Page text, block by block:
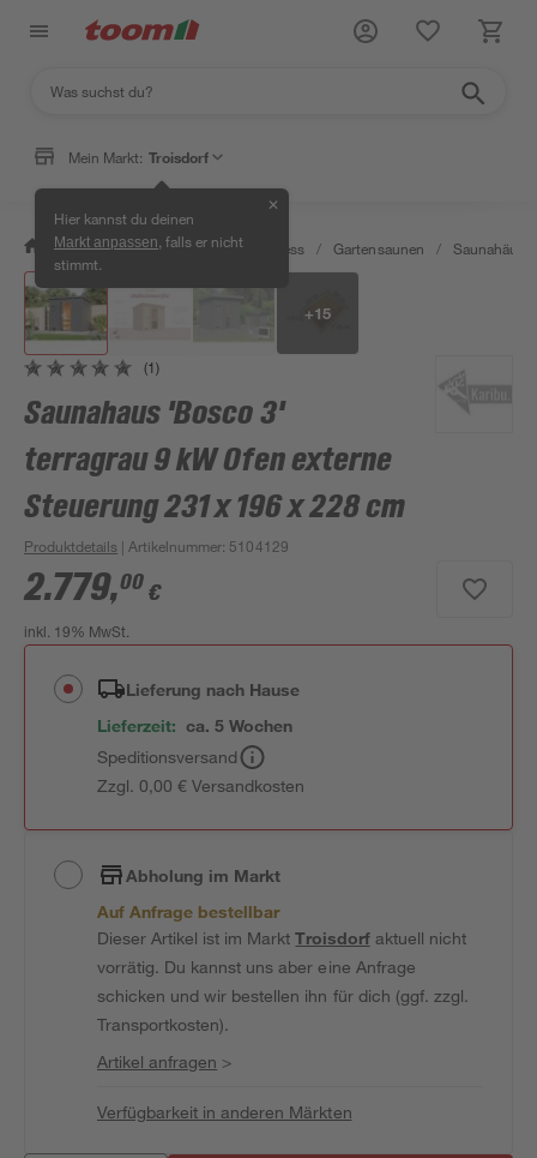
Mein Markt: Troisdorf
Hier kannst du deinen
Markt anpassen , falls er nicht
stimmt.
✕
/ Bad & Sanitär / Sauna & Wellness / Gartensaunen / Saunahäuser
+15
(1)
Saunahaus 'Bosco 3'
terragrau 9 kW Ofen externe
Steuerung 231 x 196 x 228 cm
Produktdetails | Artikelnummer: 5104129
2.779,00 €
inkl. 19% MwSt.
Lieferung nach Hause
Lieferzeit: ca. 5 Wochen
Speditionsversand
Zzgl. 0,00 € Versandkosten
Abholung im Markt
Auf Anfrage bestellbar
Dieser Artikel ist im MarktTroisdorfaktuell nicht
vorrätig. Du kannst uns aber eine Anfrage
schicken und wir bestellen ihn für dich (ggf. zzgl.
Transportkosten).
Artikel anfragen >
Verfügbarkeit in anderen Märkten